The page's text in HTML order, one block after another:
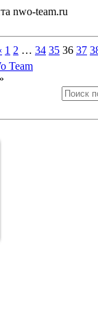
nwo-team.ru
1 2 … 34 35 36 37
Team
»